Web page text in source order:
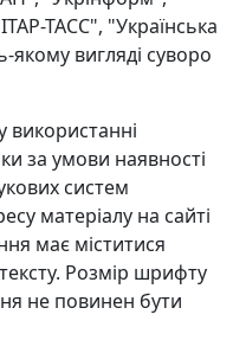
ТАСС", "Українська
якому вигляді суворо
за умови наявності
систем
матеріалу на сайті
має міститися
Розмір шрифту
не повинен бути